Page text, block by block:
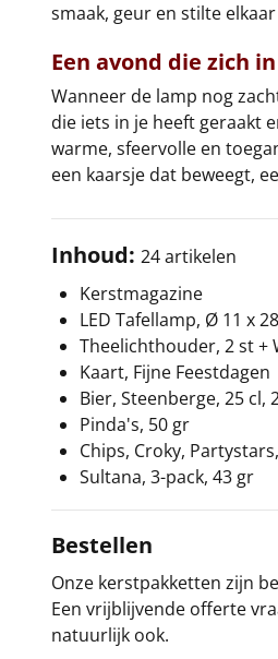
smaak, geur en stilte
Een avond die zich
Wanneer de lamp nog
die iets in je heeft geraakt
warme, sfeervolle en
een kaarsje dat beweegt,
Inhoud: 24 artikelen
Kerstmagazine
LED Tafellamp, Ø 11 x
Theelichthouder, 2 st +
Kaart, Fijne Feestdagen
Bier, Steenberge, 25 cl,
Pinda's, 50 gr
Chips, Croky,
Sultana, 3-pack, 43 gr
Bestellen
Onze kerstpakketten zijn
Een vrijblijvende offerte
natuurlijk ook.